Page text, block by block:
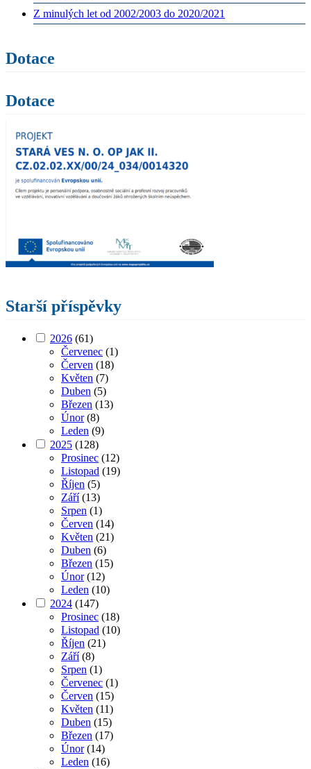
Z minulých let od 2002/2003 do 2020/2021
Dotace
Dotace
Starší příspěvky
2026 (61)
Červenec (1)
Červen (18)
Květen (7)
Duben (5)
Březen (13)
Únor(8)
Leden (9)
2025 (128)
Prosinec (12)
Listopad (19)
Říjen (5)
Září(13)
Srpen (1)
Červen (14)
Květen (21)
Duben (6)
Březen (15)
Únor(12)
Leden (10)
2024 (147)
Prosinec (18)
Listopad (10)
Říjen (21)
Září(8)
Srpen (1)
Červenec (1)
Červen (15)
Květen (11)
Duben (15)
Březen (17)
Únor(14)
Leden (16)